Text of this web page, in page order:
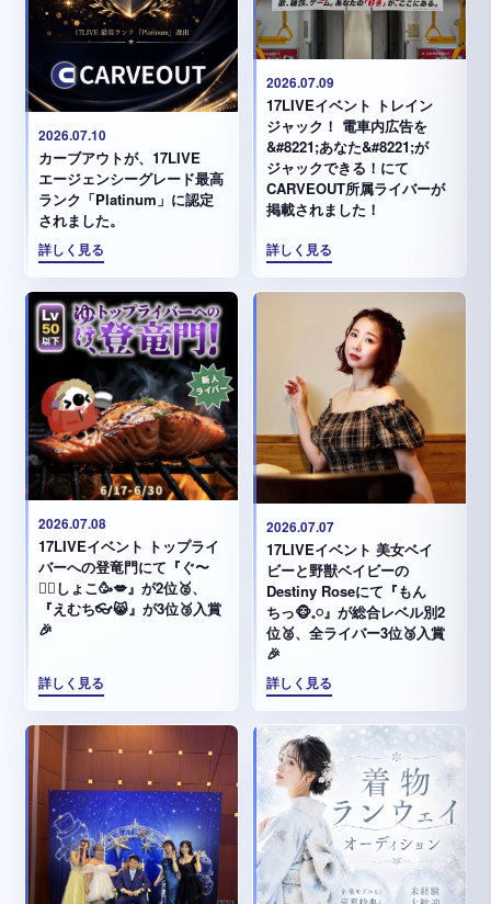
2026.07.10
カーブアウトが、17LIVE
エージェンシーグレード最高
ランク「Platinum」に認定
されました。
詳しく見る
2026.07.09
17LIVEイベント トレイン
ジャック！ 電車内広告を
&#8221;あなた&#8221;が
ジャックできる！にて
CARVEOUT所属ライバーが
掲載されました！
詳しく見る
2026.07.08
17LIVEイベント トップライ
バーへの登竜門にて『ぐ〜
✊🏻‪しょこ🥳💋』が2位🥈、
『えむち👓😸』が3位🥉入賞
🎉
詳しく見る
2026.07.07
17LIVEイベント 美女ベイ
ビーと野獣ベイビーの
Destiny Roseにて『もん
ちっ🐵𓈒𓏸︎︎︎︎』が総合レベル別2
位🥈、全ライバー3位🥉入賞
🎉
詳しく見る